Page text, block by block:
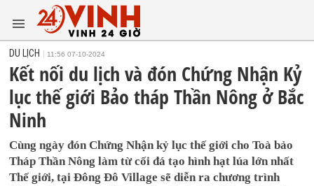
DU LỊCH 11:56 07-10-2024
Kết nối du lịch và đón Chứng Nhận Kỷ
lục thế giới Bảo tháp Thần Nông ở Bắc
Ninh
Cùng ngày đón Chứng Nhận kỷ lục thế giới cho Toà bảo
Tháp Thần Nông làm từ cối đá tạo hình hạt lúa lớn nhất
Thế giới, tại Đông Đô Village sẽ diễn ra chương trình